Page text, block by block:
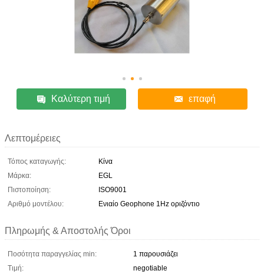
Καλύτερη τιμή επαφή
Λεπτομέρειες
Τόπος καταγωγής:
Κίνα
Μάρκα:
EGL
Πιστοποίηση:
ISO9001
Αριθμό μοντέλου:
Ενιαίο Geophone 1Hz οριζόντιο
Πληρωμής & Αποστολής Όροι
Ποσότητα παραγγελίας min:
1 παρουσιάζει
Τιμή:
negotiable